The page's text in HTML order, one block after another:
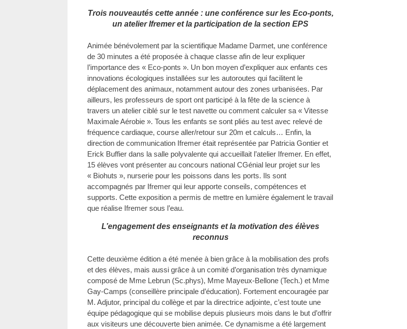
Trois nouveautés cette année : une conférence sur les Eco-ponts,
un atelier Ifremer et la participation de la section EPS
Animée bénévolement par la scientifique Madame Darmet, une conférence
de 30 minutes a été proposée à chaque classe afin de leur expliquer
l’importance des « Eco-ponts ». Un bon moyen d’expliquer aux enfants ces
innovations écologiques installées sur les autoroutes qui facilitent le
déplacement des animaux, notamment autour des zones urbanisées. Par
ailleurs, les professeurs de sport ont participé à la fête de la science à
travers un atelier ciblé sur le test navette ou comment calculer sa « Vitesse
Maximale Aérobie ». Tous les enfants se sont pliés au test avec relevé de
fréquence cardiaque, course aller/retour sur 20m et calculs… Enfin, la
direction de communication Ifremer était représentée par Patricia Gontier et
Erick Buffier dans la salle polyvalente qui accueillait l’atelier Ifremer. En effet,
15 élèves vont présenter au concours national CGénial leur projet sur les
« Biohuts », nurserie pour les poissons dans les ports. Ils sont
accompagnés par Ifremer qui leur apporte conseils, compétences et
supports. Cette exposition a permis de mettre en lumière également le travail
que réalise Ifremer sous l’eau.
L’engagement des enseignants et la motivation des élèves
reconnus
Cette deuxième édition a été menée à bien grâce à la mobilisation des profs
et des élèves, mais aussi grâce à un comité d’organisation très dynamique
composé de Mme Lebrun (Sc.phys), Mme Mayeux-Bellone (Tech.) et Mme
Gay-Camps (conseillère principale d’éducation). Fortement encouragée par
M. Adjutor, principal du collège et par la directrice adjointe, c’est toute une
équipe pédagogique qui se mobilise depuis plusieurs mois dans le but d’offrir
aux visiteurs une découverte bien animée. Ce dynamisme a été largement